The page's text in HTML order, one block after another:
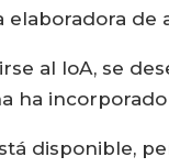
de
al IoA, se
ha
disponible,